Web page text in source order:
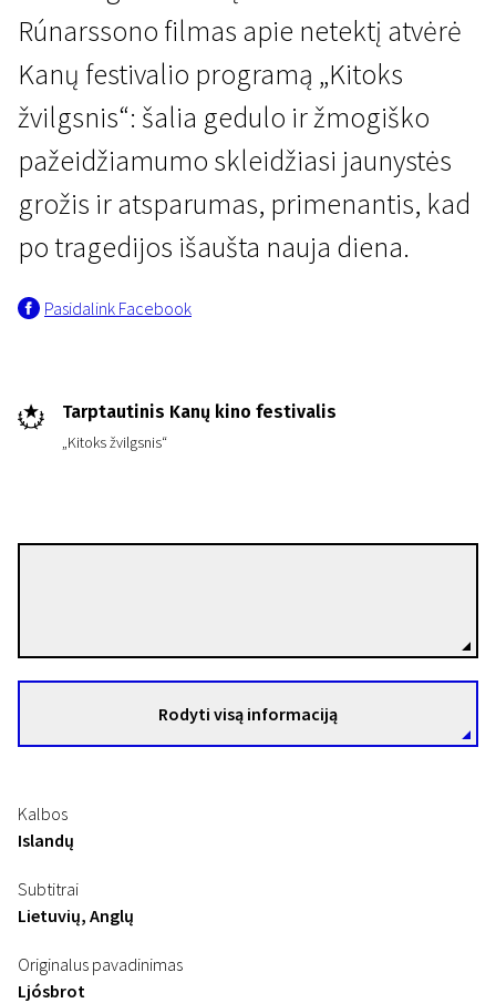
Naujienos iš Šiaurės
Kai lūžta šviesa
1 val. 22 min. | Drama | N-13
Rúnarssono filmas apie netektį atvėrė
Kanų festivalio programą „Kitoks
žvilgsnis“: šalia gedulo ir žmogiško
pažeidžiamumo skleidžiasi jaunystės
grožis ir atsparumas, primenantis, kad
po tragedijos išaušta nauja diena.
Pasidalink Facebook
Tarptautinis Kanų kino festivalis
„Kitoks žvilgsnis“
Rodyti visą informaciją
Kalbos
Islandų
Subtitrai
Lietuvių, Anglų
Originalus pavadinimas
Ljósbrot